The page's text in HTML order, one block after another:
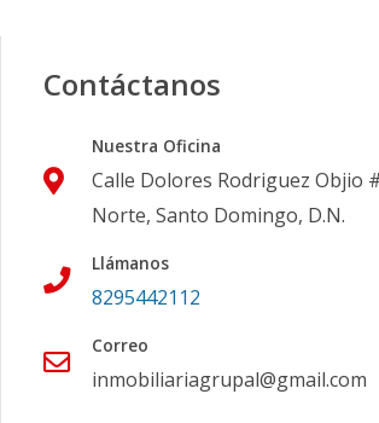
Contáctanos
Nuestra Oficina
Calle Dolores Rodriguez Objio
Norte, Santo Domingo, D.N.
Llámanos
8295442112
Correo
inmobiliariagrupal@gmail.com